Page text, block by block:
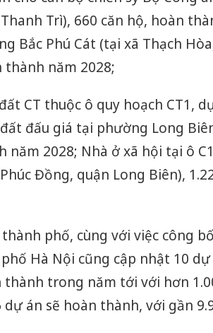
Trì), 660 căn hộ, hoàn
Bắc Phú Cát (tại xã Thạch
thành năm 2028;
CT thuộc ô quy hoạch CT1,
đấu giá tại phường Long
năm 2028; Nhà ở xã hội tại ô
Đồng, quận Long Biên),
phố, cùng với việc công
Hà Nội cũng cập nhật 10
trong năm tới với hơn
dự án sẽ hoàn thành, với gần